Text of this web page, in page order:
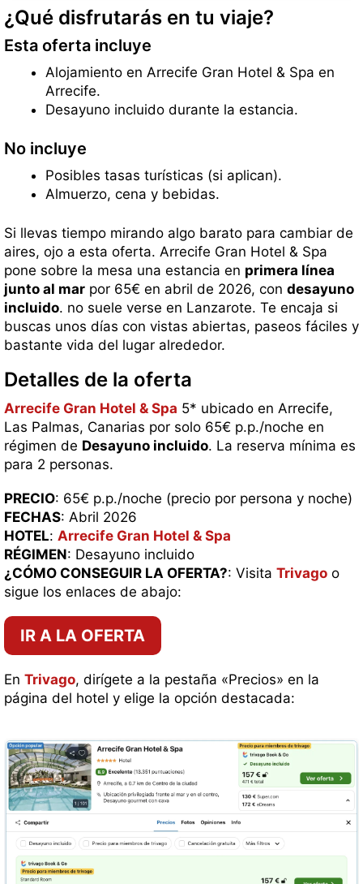
¿Qué disfrutarás en tu viaje?
Esta oferta incluye
Alojamiento en Arrecife Gran Hotel & Spa en
Arrecife.
Desayuno incluido durante la estancia.
No incluye
Posibles tasas turísticas (si aplican).
Almuerzo, cena y bebidas.
Si llevas tiempo mirando algo barato para cambiar de
aires, ojo a esta oferta. Arrecife Gran Hotel & Spa
pone sobre la mesa una estancia en primera línea
junto al mar por 65€ en abril de 2026, con desayuno
incluido. no suele verse en Lanzarote. Te encaja si
buscas unos días con vistas abiertas, paseos fáciles y
bastante vida del lugar alrededor.
Detalles de la oferta
Arrecife Gran Hotel & Spa 5* ubicado en Arrecife,
Las Palmas, Canarias por solo 65€ p.p./noche en
régimen de Desayuno incluido. La reserva mínima es
para 2 personas.
PRECIO: 65€ p.p./noche (precio por persona y noche)
FECHAS: Abril 2026
HOTEL: Arrecife Gran Hotel & Spa
RÉGIMEN: Desayuno incluido
¿CÓMO CONSEGUIR LA OFERTA?: Visita Trivago o
sigue los enlaces de abajo:
IR A LA OFERTA
En Trivago, dirígete a la pestaña «Precios» en la
página del hotel y elige la opción destacada: